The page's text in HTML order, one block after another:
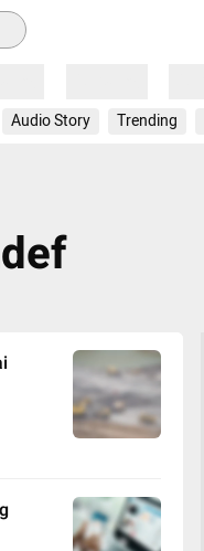
Audio Story Trending